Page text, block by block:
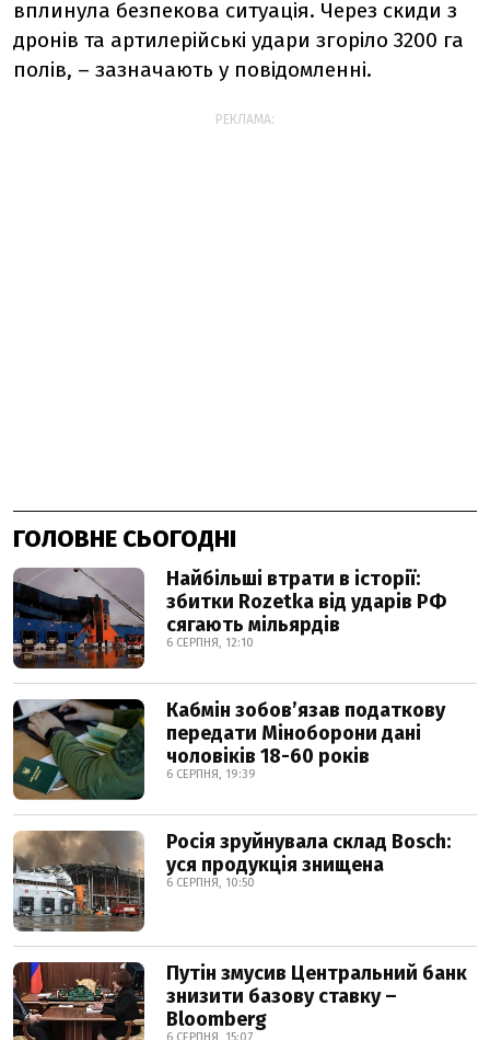
вплинула безпекова ситуація. Через скиди з
дронів та артилерійські удари згоріло 3200 га
полів, – зазначають у повідомленні.
РЕКЛАМА:
ГОЛОВНЕ СЬОГОДНІ
Найбільші втрати в історії:
збитки Rozetka від ударів РФ
сягають мільярдів
6 СЕРПНЯ, 12:10
Кабмін зобовʼязав податкову
передати Міноборони дані
чоловіків 18-60 років
6 СЕРПНЯ, 19:39
Росія зруйнувала склад Bosch:
уся продукція знищена
6 СЕРПНЯ, 10:50
Путін змусив Центральний банк
знизити базову ставку –
Bloomberg
6 СЕРПНЯ, 15:07